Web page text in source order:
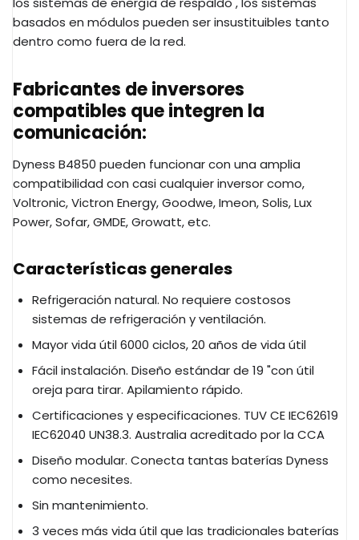
basados ​​en módulos pueden ser insustituibles tanto
dentro como fuera de la red.
Fabricantes de inversores
compatibles que integren la
comunicación:
Dyness B4850 pueden funcionar con una amplia
compatibilidad con casi cualquier inversor como,
Voltronic,Victron Energy, Goodwe, Imeon, Solis, Lux
Power, Sofar, GMDE, Growatt, etc.
Características generales
Refrigeración natural. No requiere costosos
sistemas de refrigeración y ventilación.
Mayor vida útil 6000 ciclos, 20 años de vida útil
Fácil instalación. Diseño estándar de 19 "con útil
oreja para tirar. Apilamiento rápido.
Certificaciones y especificaciones. TUV CE IEC62619
IEC62040 UN38.3. Australia acreditado por la CCA
Diseño modular. Conecta tantas baterías Dyness
como necesites.
Sin mantenimiento.
3 veces más vida útil que las tradicionales baterías